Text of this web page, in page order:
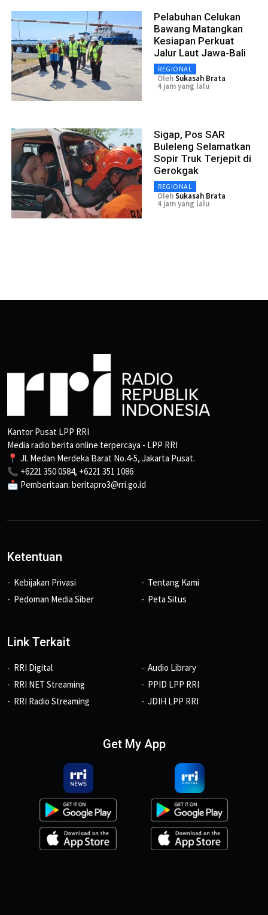
Pelabuhan Celukan
Bawang Matangkan
Kesiapan Perkuat
Jalur Laut Jawa-Bali
REGIONAL
OlehSukasah Brata
4 jam yang lalu
Sigap, Pos SAR
Buleleng Selamatkan
Sopir Truk Terjepit di
Gerokgak
REGIONAL
OlehSukasah Brata
4 jam yang lalu
Kantor Pusat LPP RRI
Media radio berita online terpercaya - LPP RRI
📍 Jl. Medan Merdeka Barat No.4-5, Jakarta Pusat.
📞 +6221 350 0584, +6221 351 1086
📩 Pemberitaan: beritapro3@rri.go.id
Ketentuan
Kebijakan Privasi
Pedoman Media Siber
Tentang Kami
Peta Situs
Link Terkait
RRI Digital
RRI NET Streaming
RRI Radio Streaming
Audio Library
PPID LPP RRI
JDIH LPP RRI
Get My App